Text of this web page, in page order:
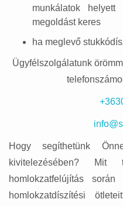
munkálatok helyett
megoldást keres
ha meglevő
Ügyfélszolgálatunk
Hogy segíthetünk
kivitelezésében?
homlokzatfelújítás
homlokzatdíszítési